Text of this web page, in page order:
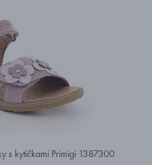
s kytičkami Primigi 1387300